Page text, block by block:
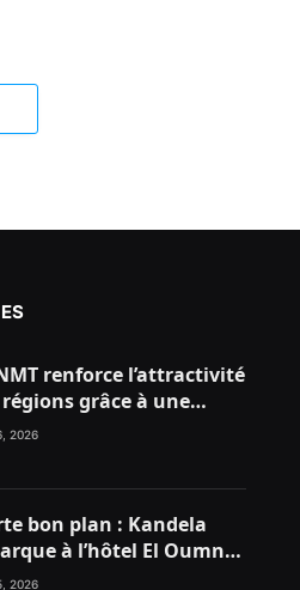
renforce l’attractivité
grâce à une
aérienne
2026
bon plan : Kandela
à l’hôtel El Oumnia
pour enflammer le
2026